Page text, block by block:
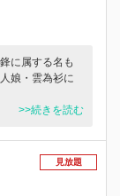
に属する名も
娘・雲為衫に
>>続きを読む
見放題